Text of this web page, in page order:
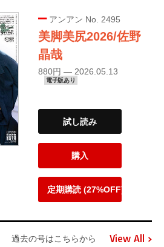
アンアン No. 2495
美脚美尻2026/佐野
晶哉
880円 — 2026.05.13
電子版あり
試し読み
購入
定期購読 (27%OFF)
過去の号はこちらから View All